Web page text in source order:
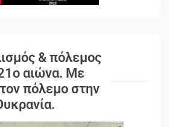
& πόλεμος
αιώνα. Mε
πόλεμο στην